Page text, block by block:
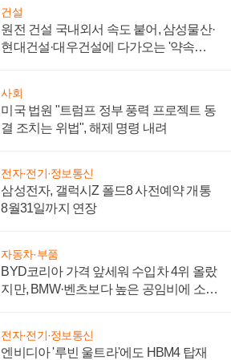
건설
원전 건설 국내외서 속도 붙어, 삼성물산·
현대건설·대우건설에 다가오는 '약속의
사회
미국 법원 "트럼프 정부 풍력 프로젝트 동
결 조치는 위법", 해제 명령 내려
전자·전기·정보통신
삼성전자, 갤럭시Z 폴드8 사전예약 개통
8월31일까지 연장
자동차·부품
BYD코리아 가격 앞세워 수입차 4위 올랐
지만, BMW·벤츠보다 높은 공임비에 소비
전자·전기·정보통신
엔비디아 '루빈 울트라'에도 HBM4 탑재